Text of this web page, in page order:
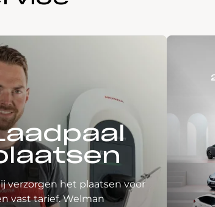
verzorgen het plaatsen voor
vast tarief. Welman